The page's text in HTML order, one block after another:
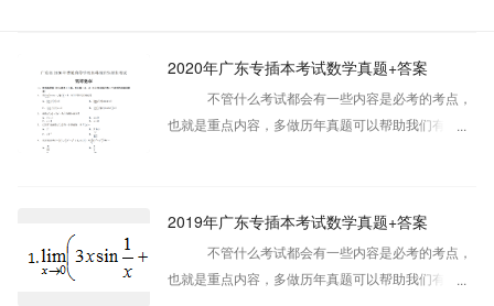
2020年广东专插本考试数学真题+答案
不管什么考试都会有一些内容是必考的考点，
也就是重点内容，多做历年真题可以帮助我们有效的
2019年广东专插本考试数学真题+答案
不管什么考试都会有一些内容是必考的考点，
也就是重点内容，多做历年真题可以帮助我们有效的